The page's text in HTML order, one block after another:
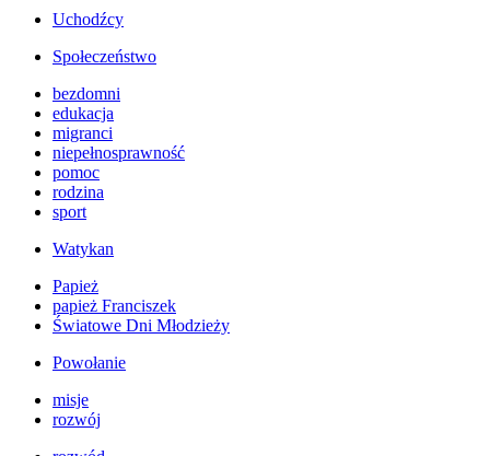
Uchodźcy
Społeczeństwo
bezdomni
edukacja
migranci
niepełnosprawność
pomoc
rodzina
sport
Watykan
Papież
papież Franciszek
Światowe Dni Młodzieży
Powołanie
misje
rozwój